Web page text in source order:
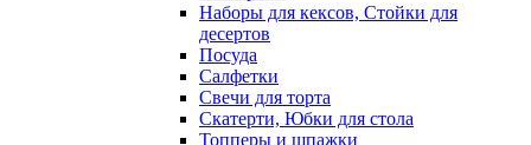
Наборы для кексов, Стойки для
десертов
Посуда
Салфетки
Свечи для торта
Скатерти, Юбки для стола
Топперы и шпажки